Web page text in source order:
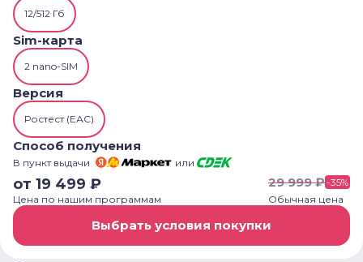
12/512 Гб
Sim-карта
2 nano-SIM
Версия
Ростест (ЕАС)
Способ получения
В пункт выдачи или
от 19 499 ₽
Цена по нашим программам
29 999₽-35%
Обычная цена
Выбрать условия покупки